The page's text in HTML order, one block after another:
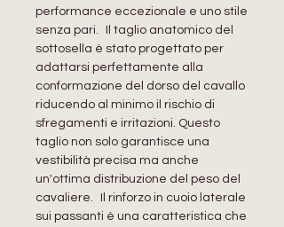
performance eccezionale e uno stile
senza pari. Il taglio anatomico del
sottosella è stato progettato per
adattarsi perfettamente alla
conformazione del dorso del cavallo
riducendo al minimo il rischio di
sfregamenti e irritazioni. Questo
taglio non solo garantisce una
vestibilità precisa ma anche
un'ottima distribuzione del peso del
cavaliere. Il rinforzo in cuoio laterale
sui passanti è una caratteristica che